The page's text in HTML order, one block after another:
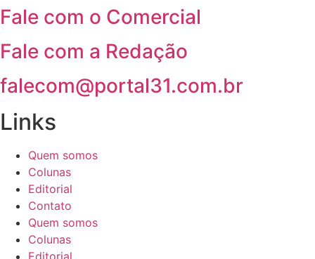
Fale com o Comercial
Fale com a Redação
falecom@portal31.com.br
Links
Quem somos
Colunas
Editorial
Contato
Quem somos
Colunas